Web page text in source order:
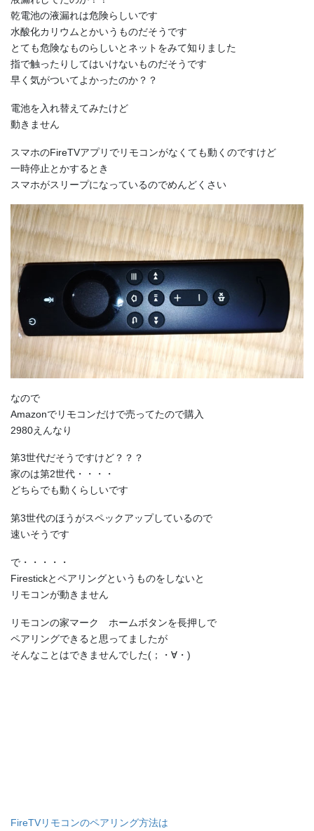
乾電池の液漏れは危険らしいです
水酸化カリウムとかいうものだそうです
とても危険なものらしいとネットをみて知りました
指で触ったりしてはいけないものだそうです
早く気がついてよかったのか？？
電池を入れ替えてみたけど
動きません
スマホのFireTVアプリでリモコンがなくても動くのですけど
一時停止とかするとき
スマホがスリープになっているのでめんどくさい
なので
Amazonでリモコンだけで売ってたので購入
2980えんなり
第3世代だそうですけど？？？
家のは第2世代・・・・
どちらでも動くらしいです
第3世代のほうがスペックアップしているので
速いそうです
で・・・・・
Firestickとペアリングというものをしないと
リモコンが動きません
リモコンの家マーク ホームボタンを長押しで
ペアリングできると思ってましたが
そんなことはできませんでした(；・∀・)
FireTVリモコンのペアリング方法は